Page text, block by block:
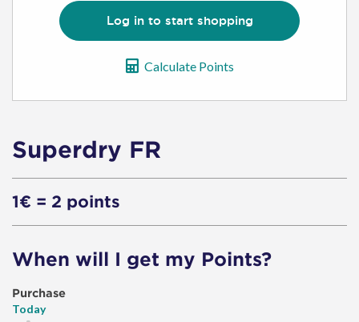
Log in to start shopping
Calculate Points
Superdry FR
1€ = 2 points
When will I get my Points?
Purchase
Today